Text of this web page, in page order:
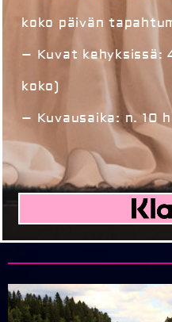
koko päivän
– Kuvat kehyksissä:
koko)
– Kuvausaika: n. 10 h